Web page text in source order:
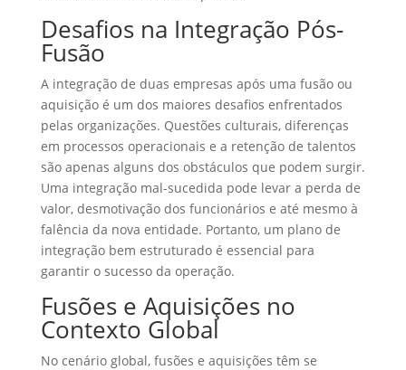
Desafios na Integração Pós-
Fusão
A integração de duas empresas após uma fusão ou
aquisição é um dos maiores desafios enfrentados
pelas organizações. Questões culturais, diferenças
em processos operacionais e a retenção de talentos
são apenas alguns dos obstáculos que podem surgir.
Uma integração mal-sucedida pode levar a perda de
valor, desmotivação dos funcionários e até mesmo à
falência da nova entidade. Portanto, um plano de
integração bem estruturado é essencial para
garantir o sucesso da operação.
Fusões e Aquisições no
Contexto Global
No cenário global, fusões e aquisições têm se